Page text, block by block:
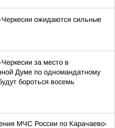
ожидаются сильные
за место в
Думе по одномандатному
бороться восемь
МЧС России по Карачаево-